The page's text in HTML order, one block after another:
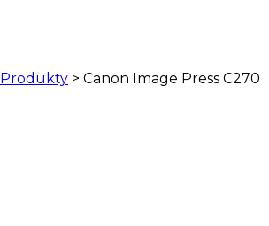
Produkty > Canon Image Press C270